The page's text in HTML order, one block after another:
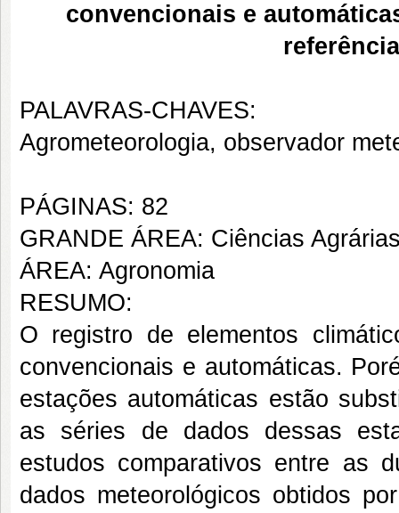
convencionais e
PALAVRAS-CHAVES:
Agrometeorologia, observador
PÁGINAS: 82
GRANDE ÁREA: Ciências
ÁREA: Agronomia
RESUMO:
O registro de elementos
convencionais e automáticas.
estações automáticas estão
as séries de dados dessas
estudos comparativos entre as
dados meteorológicos obtidos